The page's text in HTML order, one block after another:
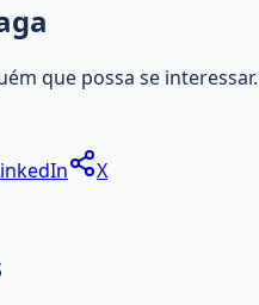
que possa se interessar.
X